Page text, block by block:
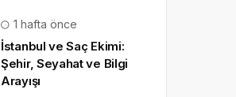
1 hafta önce
İstanbul ve Saç Ekimi:
Şehir, Seyahat ve Bilgi
Arayışı